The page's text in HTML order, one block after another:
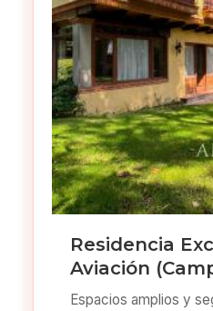
Residencia
Aviación
Espacios amplios y